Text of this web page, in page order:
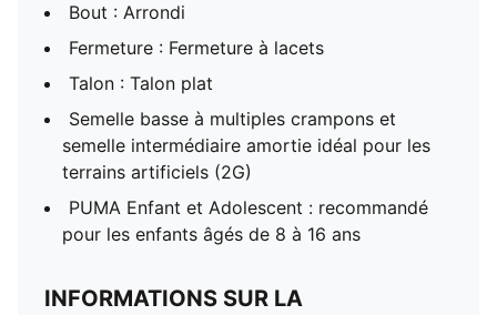
Bout : Arrondi
Fermeture : Fermeture à lacets
Talon : Talon plat
Semelle basse à multiples crampons et
semelle intermédiaire amortie idéal pour les
terrains artificiels (2G)
PUMA Enfant et Adolescent : recommandé
pour les enfants âgés de 8 à 16 ans
INFORMATIONS SUR LA